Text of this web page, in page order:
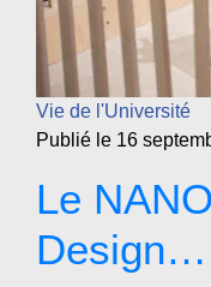
Vie de l'Université
Publié le 16
Le
Design…